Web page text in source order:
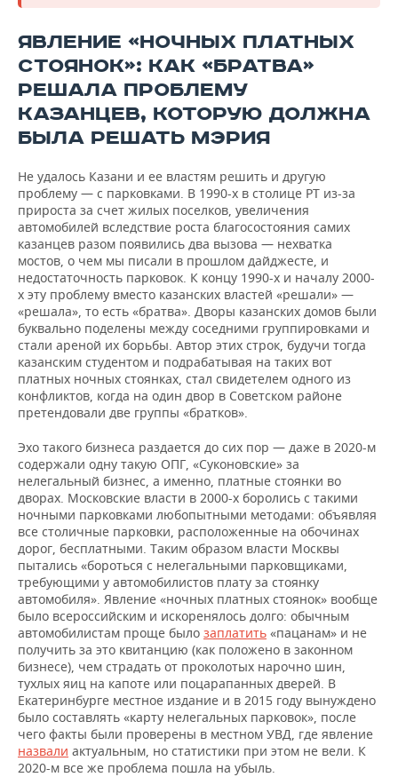
ЯВЛЕНИЕ «НОЧНЫХ ПЛАТНЫХ
СТОЯНОК»: КАК «БРАТВА»
РЕШАЛА ПРОБЛЕМУ
КАЗАНЦЕВ, КОТОРУЮ ДОЛЖНА
БЫЛА РЕШАТЬ МЭРИЯ
Не удалось Казани и ее властям решить и другую
проблему — с парковками. В 1990-х в столице РТ из-за
прироста за счет жилых поселков, увеличения
автомобилей вследствие роста благосостояния самих
казанцев разом появились два вызова — нехватка
мостов, о чем мы писали в прошлом дайджесте, и
недостаточность парковок. К концу 1990-х и началу 2000-
х эту проблему вместо казанских властей «решали» —
«решала», то есть «братва». Дворы казанских домов были
буквально поделены между соседними группировками и
стали ареной их борьбы. Автор этих строк, будучи тогда
казанским студентом и подрабатывая на таких вот
платных ночных стоянках, стал свидетелем одного из
конфликтов, когда на один двор в Советском районе
претендовали две группы «братков».
Эхо такого бизнеса раздается до сих пор — даже в 2020-м
содержали одну такую ОПГ, «Суконовские» за
нелегальный бизнес, а именно, платные стоянки во
дворах. Московские власти в 2000-х боролись с такими
ночными парковками любопытными методами: объявляя
все столичные парковки, расположенные на обочинах
дорог, бесплатными. Таким образом власти Москвы
пытались «бороться с нелегальными парковщиками,
требующими у автомобилистов плату за стоянку
автомобиля». Явление «ночных платных стоянок» вообще
было всероссийским и искоренялось долго: обычным
автомобилистам проще было заплатить «пацанам» и не
получить за это квитанцию (как положено в законном
бизнесе), чем страдать от проколотых нарочно шин,
тухлых яиц на капоте или поцарапанных дверей. В
Екатеринбурге местное издание и в 2015 году вынуждено
было составлять «карту нелегальных парковок», после
чего факты были проверены в местном УВД, где явление
назвали актуальным, но статистики при этом не вели. К
2020-м все же проблема пошла на убыль.